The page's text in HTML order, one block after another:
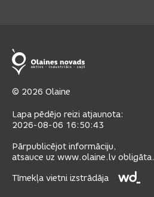
© 2026 Olaine
Lapa pēdējo reizi atjaunota:
2026-08-06 16:50:43
Pārpublicējot informāciju,
atsauce uz www.olaine.lv obligāta.
Tīmekļa vietni izstrādāja